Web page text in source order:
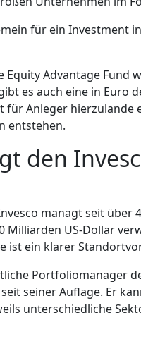
für ein Investment
Equity Advantage
es auch eine in Euro
für Anleger
entstehen.
den
managt seit über
Milliarden US-Dollar
ist ein klarer
Portfoliomanager
seiner Auflage. Er
unterschiedliche